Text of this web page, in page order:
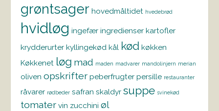
grøntsager hovedmåltidet hvedebrød
hvidløg ingefær ingredienser kartofler
krydderurter kyllingekød kål kød køkken
Køkkenet løg mad maden madvarer mandolinjern merian
oliven opskrifter peberfrugter persille restauranter
råvarer rødbeder safran skaldyr suppe svinekød
tomater vin zucchini øl